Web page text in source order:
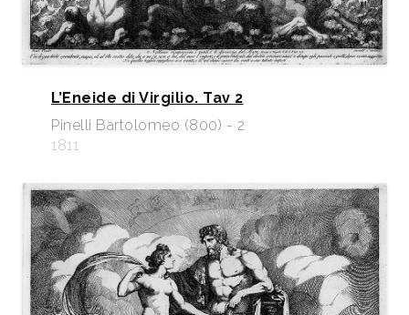
L’Eneide di Virgilio. Tav 2
Pinelli Bartolomeo (800) - 2
1811